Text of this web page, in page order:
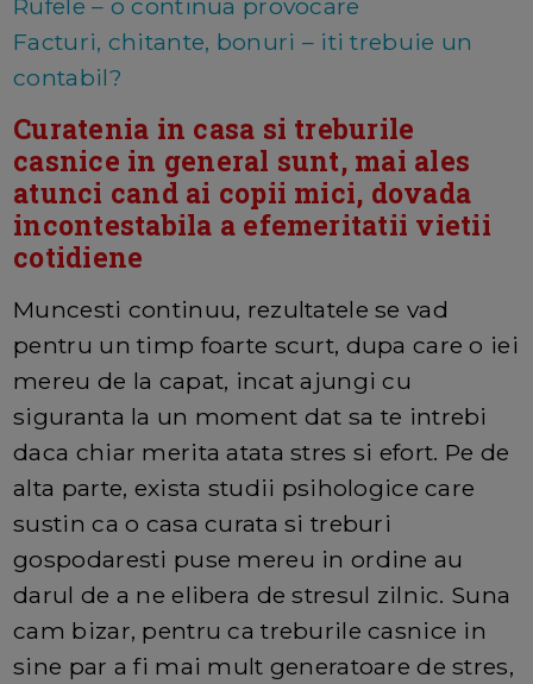
Rufele – o continua provocare
Facturi, chitante, bonuri – iti trebuie un
contabil?
Curatenia in casa si treburile
casnice in general sunt, mai ales
atunci cand ai copii mici, dovada
incontestabila a efemeritatii vietii
cotidiene
Muncesti continuu, rezultatele se vad
pentru un timp foarte scurt, dupa care o iei
mereu de la capat, incat ajungi cu
siguranta la un moment dat sa te intrebi
daca chiar merita atata stres si efort. Pe de
alta parte, exista studii psihologice care
sustin ca o casa curata si treburi
gospodaresti puse mereu in ordine au
darul de a ne elibera de stresul zilnic. Suna
cam bizar, pentru ca treburile casnice in
sine par a fi mai mult generatoare de stres,